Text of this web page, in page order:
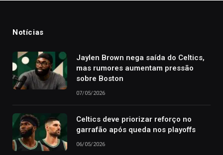
Notícias
Jaylen Brown nega saída do Celtics,
mas rumores aumentam pressão
sobre Boston
07/05/2026
Celtics deve priorizar reforço no
garrafão após queda nos playoffs
06/05/2026